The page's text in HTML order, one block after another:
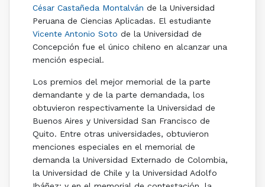
César Castañeda Montalván de la Universidad
Peruana de Ciencias Aplicadas. El estudiante
Vicente Antonio Soto de la Universidad de
Concepción fue el único chileno en alcanzar una
mención especial.
Los premios del mejor memorial de la parte
demandante y de la parte demandada, los
obtuvieron respectivamente la Universidad de
Buenos Aires y Universidad San Francisco de
Quito. Entre otras universidades, obtuvieron
menciones especiales en el memorial de
demanda la Universidad Externado de Colombia,
la Universidad de Chile y la Universidad Adolfo